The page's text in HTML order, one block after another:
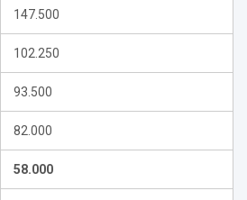
147.500
102.250
93.500
82.000
58.000